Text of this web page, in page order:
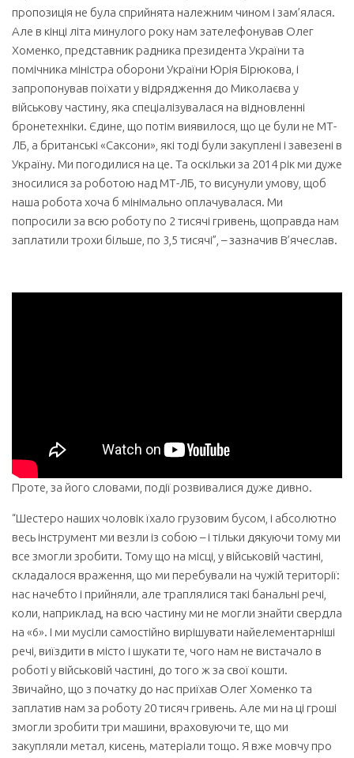
пропозиція не була сприйнята належним чином і зам’ялася.
Але в кінці літа минулого року нам зателефонував Олег
Хоменко, представник радника президента України та
помічника міністра оборони України Юрія Бірюкова, і
запропонував поїхати у відрядження до Миколаєва у
військову частину, яка спеціалізувалася на відновленні
бронетехніки. Єдине, що потім виявилося, що це були не МТ-
ЛБ, а британські «Саксони», які тоді були закуплені і завезені в
Україну. Ми погодилися на це. Та оскільки за 2014 рік ми дуже
зносилися за роботою над МТ-ЛБ, то висунули умову, щоб
наша робота хоча б мінімально оплачувалася. Ми
попросили за всю роботу по 2 тисячі гривень, щоправда нам
заплатили трохи більше, по 3,5 тисячі”, – зазначив В’ячеслав.
Проте, за його словами, події розвивалися дуже дивно.
“Шестеро наших чоловік їхало грузовим бусом, і абсолютно
весь інструмент ми везли із собою – і тільки дякуючи тому ми
все змогли зробити. Тому що на місці, у військовій частині,
складалося враження, що ми перебували на чужій території:
нас начебто і прийняли, але траплялися такі банальні речі,
коли, наприклад, на всю частину ми не могли знайти свердла
на «6». І ми мусіли самостійно вирішувати найелементарніші
речі, виїздити в місто і шукати те, чого нам не вистачало в
роботі у військовій частині, до того ж за свої кошти.
Звичайно, що з початку до нас приїхав Олег Хоменко та
заплатив нам за роботу 20 тисяч гривень. Але ми на ці гроші
змогли зробити три машини, враховуючи те, що ми
закупляли метал, кисень, матеріали тощо. Я вже мовчу про